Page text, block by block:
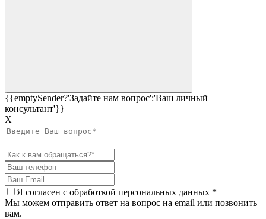
{{emptySender?'Задайте нам вопрос':'Ваш личный
консультант'}}
Х
Я согласен c обработкой персональных данных *
Мы можем отправить ответ на вопрос на email или позвонить
вам.